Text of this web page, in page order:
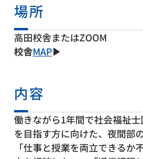
場所
高田校舎またはZOOM
校舎MAP▶
内容
働きながら1年間で社会福祉
を目指す方に向けた、夜間部
「仕事と授業を両立できるか